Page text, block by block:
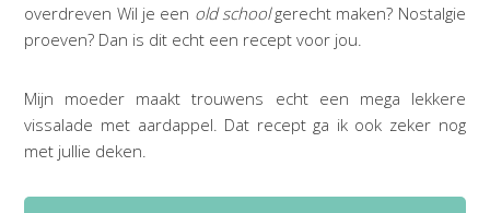
overdreven Wil je een old schoolgerecht maken? Nostalgie
proeven? Dan is dit echt een recept voor jou.
Mijn moeder maakt trouwens echt een mega lekkere
vissalade met aardappel. Dat recept ga ik ook zeker nog
met jullie deken.